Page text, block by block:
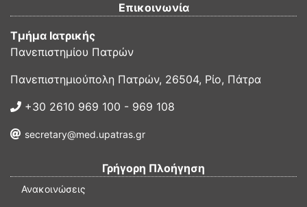
Επικοινωνία
Τμήμα Ιατρικής
Πανεπιστημίου Πατρών
Πανεπιστημιούπολη Πατρών, 26504, Ρίο, Πάτρα
+30 2610 969 100 - 969 108
secretary@med.upatras.gr
Γρήγορη Πλοήγηση
Ανακοινώσεις